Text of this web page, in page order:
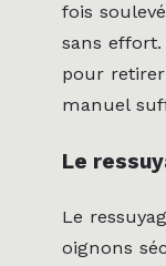
fois
sans
pour
manuel
Le
Le
oignons